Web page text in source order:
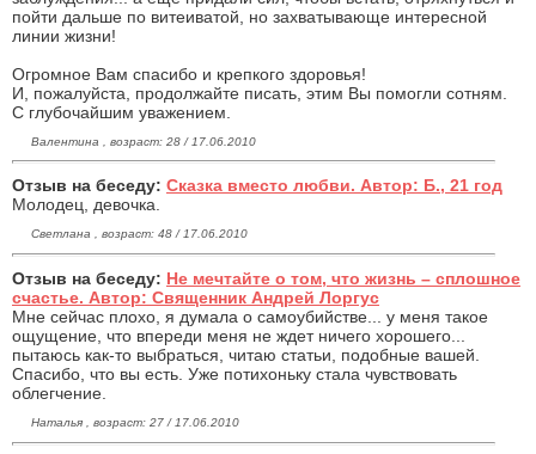
пойти дальше по витеиватой, но захватывающе интересной
линии жизни!
Огромное Вам спасибо и крепкого здоровья!
И, пожалуйста, продолжайте писать, этим Вы помогли сотням.
С глубочайшим уважением.
Валентина , возраст: 28 / 17.06.2010
Отзыв на беседу: Сказка вместо любви. Автор: Б., 21 год
Молодец, девочка.
Светлана , возраст: 48 / 17.06.2010
Отзыв на беседу: Не мечтайте о том, что жизнь – сплошное
счастье. Автор: Священник Андрей Лоргус
Мне сейчас плохо, я думала о самоубийстве... у меня такое
ощущение, что впереди меня не ждет ничего хорошего...
пытаюсь как-то выбраться, читаю статьи, подобные вашей.
Спасибо, что вы есть. Уже потихоньку стала чувствовать
облегчение.
Наталья , возраст: 27 / 17.06.2010